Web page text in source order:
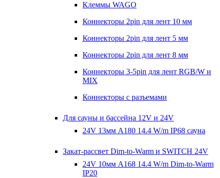
Клеммы WAGO
Коннекторы 2pin для лент 10 мм
Коннекторы 2pin для лент 5 мм
Коннекторы 2pin для лент 8 мм
Коннекторы 3-5pin для лент RGB/W и
MIX
Коннекторы с разъемами
Для сауны и бассейна 12V и 24V
24V 13мм A180 14.4 W/m IP68 сауна
Закат-рассвет Dim-to-Warm и SWITCH 24V
24V 10мм A168 14.4 W/m Dim-to-Warm
IP20